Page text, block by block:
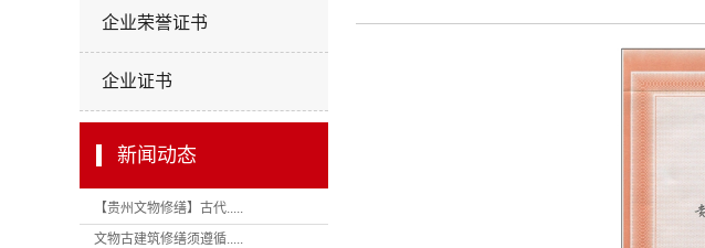
企业荣誉证书
企业证书
新闻动态
【贵州文物修缮】古代.....
文物古建筑修缮须遵循.....